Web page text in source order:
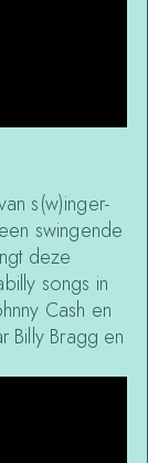
s(w)inger-
swingende
deze
songs in
Cash en
Billy Bragg en